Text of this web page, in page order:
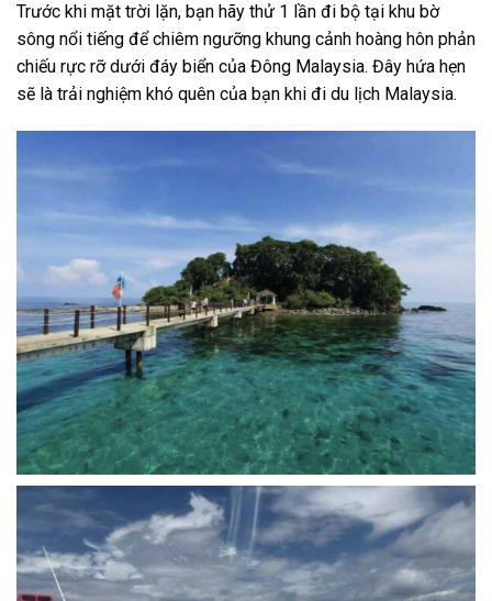
Trước khi mặt trời lặn, bạn hãy thử 1 lần đi bộ tại khu bờ
sông nổi tiếng để chiêm ngưỡng khung cảnh hoàng hôn phản
chiếu rực rỡdưới đáy biển của Đông Malaysia. Đây hứa hẹn
sẽ là trải nghiệm khó quên của bạn khi đi du lịch Malaysia.